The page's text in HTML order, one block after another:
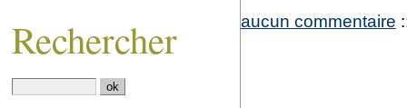
aucun commentaire
Rechercher